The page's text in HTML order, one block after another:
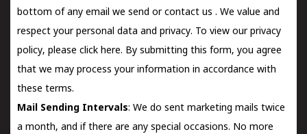
bottom of any email we send orcontact us . We value and
respect your personal data and privacy. To view our privacy
policy, please click here. By submitting this form, you agree
that we may process your information in accordance with
these terms.
Mail Sending Intervals: We do sent marketing mails twice
a month, and if there are any special occasions. No more